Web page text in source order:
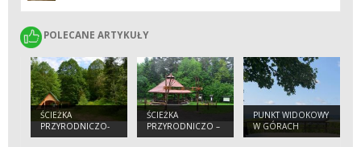
POLECANE ARTYKUŁY
POLECANE ARTYKUŁY
ŚCIEŻKA
PRZYRODNICZO-
DYDAKTYCZNA
ŚCIEŻKA
PRZYRODNICZO –
DYDAKTYCZNA
PUNKT WIDOKOWY
W GÓRACH
SŁONNYCH